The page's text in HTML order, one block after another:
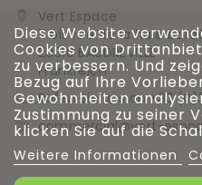

Vert Espace
11 bis rue de la haie
28310 BAUDREVILLE
Frankreich
 Rufen Sie uns an +33
 commercial@vert-
Diese Website
Cookies von
zu verbessern. Und
Bezug auf Ihre
Gewohnheiten
Zustimmung zu seiner
klicken Sie auf die
Weitere Informationen